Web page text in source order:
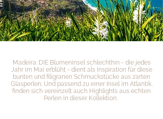
Madeira: DIE Blumeninsel schlechthin - die jedes
Jahr im Mai erblüht - dient als Inspiration für diese
bunten und filigranen Schmuckstücke aus zarten
Glasperlen. Und passend zu einer Insel im Atlantik,
finden sich vereinzelt auch Highlights aus echten
Perlen in dieser Kollektion.